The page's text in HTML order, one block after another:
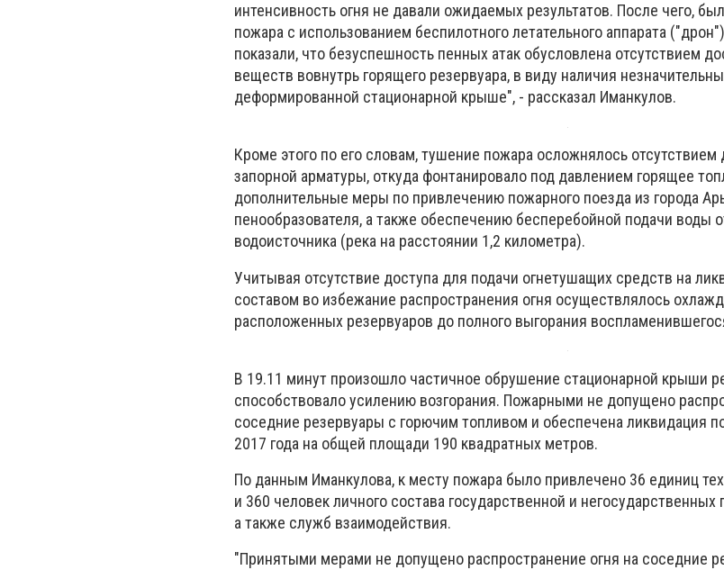
интенсивность огня не давали ожидаемых результатов. После чего,
пожара с использованием беспилотного летательного аппарата
показали, что безуспешность пенных атак обусловлена отсутствием
веществ вовнутрь горящего резервуара, в виду наличия
деформированной стационарной крыше", - рассказал Иманкулов.
Кроме этого по его словам, тушение пожара осложнялось отсутствием
запорной арматуры, откуда фонтанировало под давлением горящее
дополнительные меры по привлечению пожарного поезда из города
пенообразователя, а также обеспечению бесперебойной подачи воды
водоисточника (река на расстоянии 1,2 километра).
Учитывая отсутствие доступа для подачи огнетушащих средств на
составом во избежание распространения огня осуществлялось
расположенных резервуаров до полного выгорания
В 19.11 минут произошло частичное обрушение стационарной крыши
способствовало усилению возгорания. Пожарными не допущено
соседние резервуары с горючим топливом и обеспечена ликвидация
2017 года на общей площади 190 квадратных метров.
По данным Иманкулова, к месту пожара было привлечено 36 единиц
и 360 человек личного состава государственной и
а также служб взаимодействия.
"Принятыми мерами не допущено распространение огня на соседние